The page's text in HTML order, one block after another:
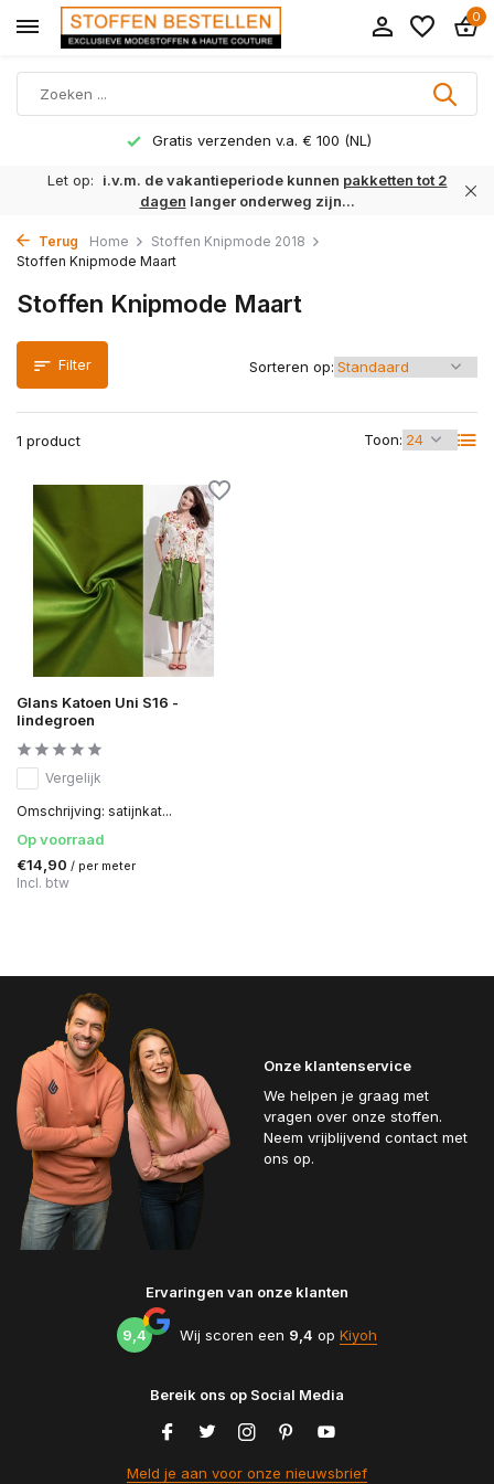
0
Gratis verzenden v.a. € 100 (NL)
Let op: i.v.m. de vakantieperiode kunnen pakketten tot 2
dagen langer onderweg zijn...
Terug Home
Stoffen Knipmode 2018
Stoffen Knipmode Maart
Stoffen Knipmode Maart
Filter
1 product Toon:
Sorteren op:
Glans Katoen Uni S16 -
lindegroen
Vergelijk
Omschrijving: satijnkat...
Op voorraad
€14,90 / per meter
Incl. btw
Onze klantenservice
We helpen je graag met
vragen over onze stoffen.
Neem vrijblijvend contact met
ons op.
Ervaringen van onze klanten
9,4 Wij scoren een 9,4 op Kiyoh
Bereik ons op Social Media
Meld je aan voor onze nieuwsbrief